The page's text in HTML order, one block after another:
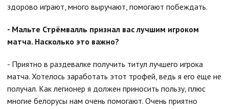
здорово играют, много выручают, помогают побеждать.
- Мальте Стрёмвалль признал вас лучшим игроком
матча. Насколько это важно?
- Приятно в раздевалке получить титул лучшего игрока
матча. Хотелось заработать этот трофей, ведь я его еще не
получал. Как легионер я должен приносить пользу, плюс
многие белорусы нам очень помогают. Очень приятно